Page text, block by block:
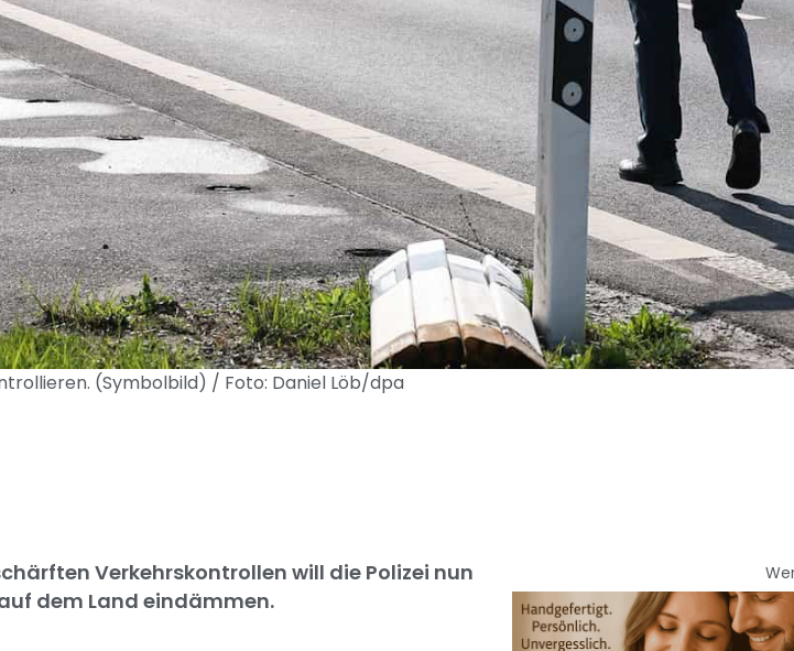
(Symbolbild) / Foto: Daniel Löb/dpa
Verkehrskontrollen will die Polizei nun
dem Land eindämmen.